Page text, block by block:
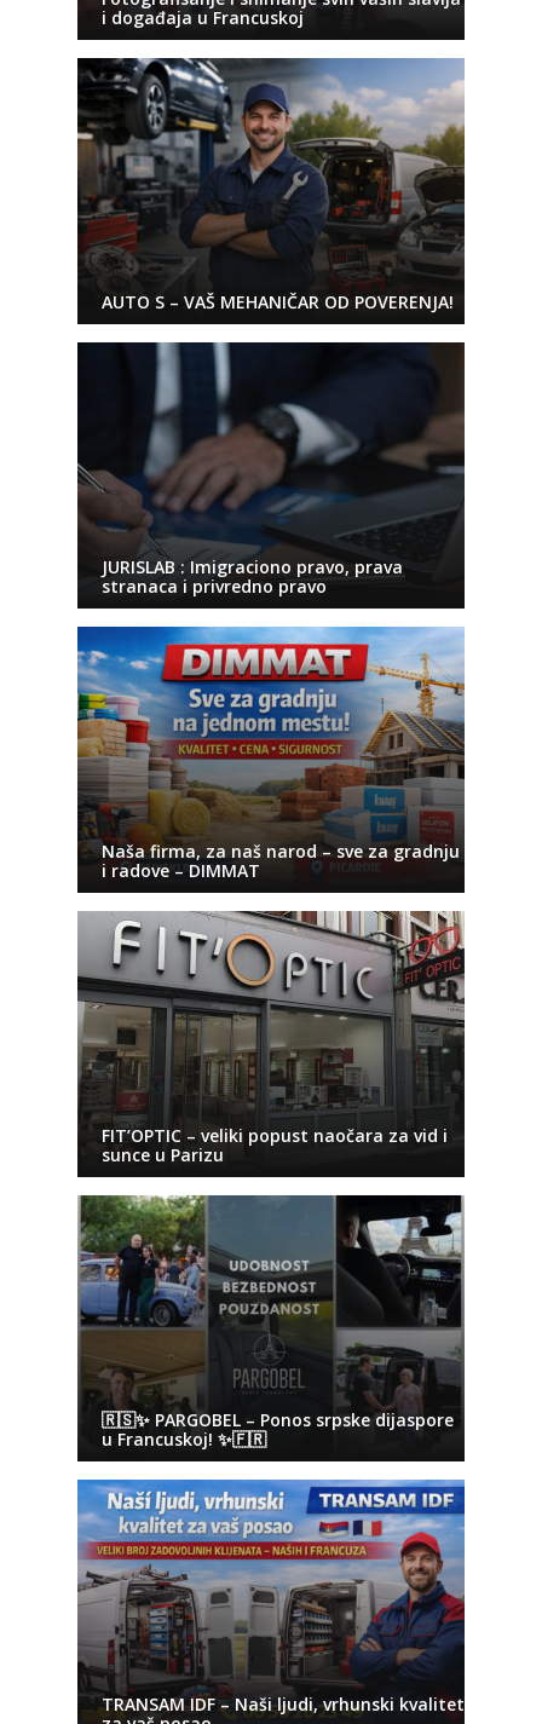
i događaja u Francuskoj
AUTO S – VAŠ MEHANIČAR OD POVERENJA!
JURISLAB : Imigraciono pravo, prava
stranaca i privredno pravo
Naša firma, za naš narod – sve za gradnju
i radove – DIMMAT
FIT’OPTIC – veliki popust naočara za vid i
sunce u Parizu
🇷🇸✨ PARGOBEL – Ponos srpske dijaspore
u Francuskoj! ✨🇫🇷
TRANSAM IDF – Naši ljudi, vrhunski kvalitet